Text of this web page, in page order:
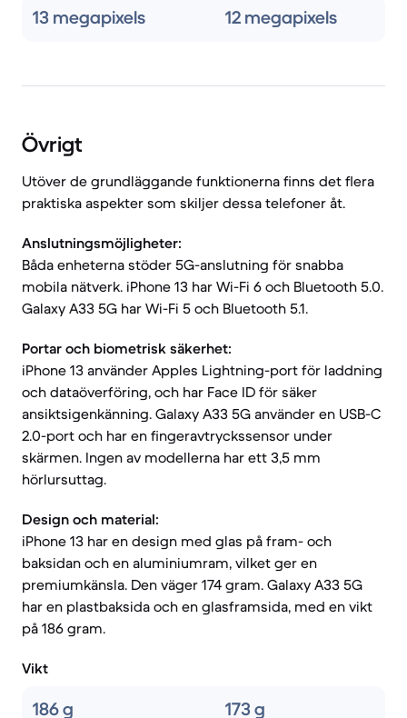
13 megapixels 12 megapixels
Övrigt
Utöver de grundläggande funktionerna finns det flera
praktiska aspekter som skiljer dessa telefoner åt.
Anslutningsmöjligheter:
Båda enheterna stöder 5G-anslutning för snabba
mobila nätverk. iPhone 13 har Wi-Fi 6 och Bluetooth 5.0.
Galaxy A33 5G har Wi-Fi 5 och Bluetooth 5.1.
Portar och biometrisk säkerhet:
iPhone 13 använder Apples Lightning-port för laddning
och dataöverföring, och har Face ID för säker
ansiktsigenkänning. Galaxy A33 5G använder en USB-C
2.0-port och har en fingeravtryckssensor under
skärmen. Ingen av modellerna har ett 3,5 mm
hörlursuttag.
Design och material:
iPhone 13 har en design med glas på fram- och
baksidan och en aluminiumram, vilket ger en
premiumkänsla. Den väger 174 gram. Galaxy A33 5G
har en plastbaksida och en glasframsida, med en vikt
på 186 gram.
Vikt
186 g 173 g